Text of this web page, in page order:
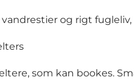
og rigt
som kan bookes.